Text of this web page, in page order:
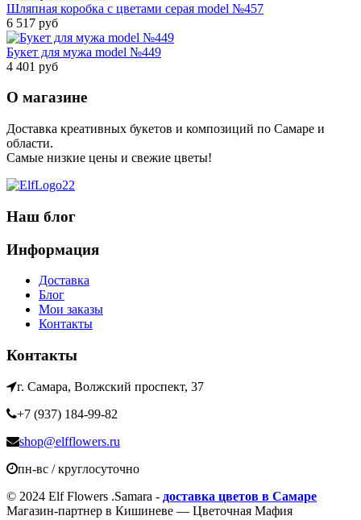
Шляпная коробка с цветами серая model №457
6 517 руб
Букет для мужа model №449
4 401 руб
О магазине
Доставка креативных букетов и композиций по Самаре и
области.
Самые низкие цены и свежие цветы!
Наш блог
Информация
Доставка
Блог
Мои заказы
Контакты
Контакты
г. Самара, Волжский проспект, 37
+7 (937) 184-99-82
shop@elfflowers.ru
пн-вс / круглосуточно
© 2024 Elf Flowers .Samara - доставка цветов в Самаре
Магазин-партнер в Кишиневе — Цветочная Мафия